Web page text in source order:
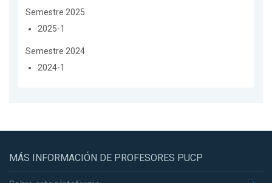
Semestre 2025
2025-1
Semestre 2024
2024-1
MÁS INFORMACIÓN DE PROFESORES PUCP